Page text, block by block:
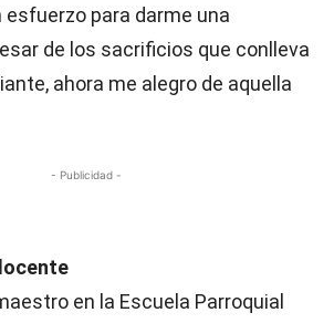
esfuerzo para darme una
de los sacrificios que conlleva
ahora me alegro de aquella
- Publicidad -
en la Escuela Parroquial